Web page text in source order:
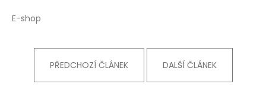
E-shop
PŘEDCHOZÍ ČLÁNEK DALŠÍ ČLÁNEK